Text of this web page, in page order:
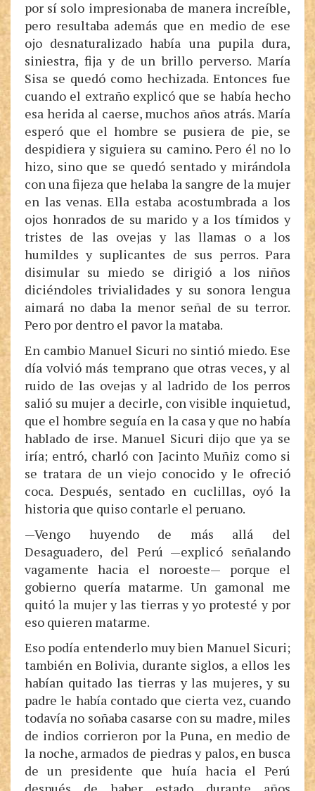
por sí solo impresionaba de manera increíble,
pero resultaba además que en medio de ese
ojo desnaturalizado había una pupila dura,
siniestra, fija y de un brillo perverso. María
Sisa se quedó como hechizada. Entonces fue
cuando el extraño explicó que se había hecho
esa herida al caerse, muchos años atrás. María
esperó que el hombre se pusiera de pie, se
despidiera y siguiera su camino. Pero él no lo
hizo, sino que se quedó sentado y mirándola
con una fijeza que helaba la sangre de la mujer
en las venas. Ella estaba acostumbrada a los
ojos honrados de su marido y a los tímidos y
tristes de las ovejas y las llamas o a los
humildes y suplicantes de sus perros. Para
disimular su miedo se dirigió a los niños
diciéndoles trivialidades y su sonora lengua
aimará no daba la menor señal de su terror.
Pero por dentro el pavor la mataba.
En cambio Manuel Sicuri no sintió miedo. Ese
día volvió más temprano que otras veces, y al
ruido de las ovejas y al ladrido de los perros
salió su mujer a decirle, con visible inquietud,
que el hombre seguía en la casa y que no había
hablado de irse. Manuel Sicuri dijo que ya se
iría; entró, charló con Jacinto Muñiz como si
se tratara de un viejo conocido y le ofreció
coca. Después, sentado en cuclillas, oyó la
historia que quiso contarle el peruano.
—Vengo huyendo de más allá del
Desaguadero, del Perú —explicó señalando
vagamente hacia el noroeste— porque el
gobierno quería matarme. Un gamonal me
quitó la mujer y las tierras y yo protesté y por
eso quieren matarme.
Eso podía entenderlo muy bien Manuel Sicuri;
también en Bolivia, durante siglos, a ellos les
habían quitado las tierras y las mujeres, y su
padre le había contado que cierta vez, cuando
todavía no soñaba casarse con su madre, miles
de indios corrieron por la Puna, en medio de
la noche, armados de piedras y palos, en busca
de un presidente que huía hacia el Perú